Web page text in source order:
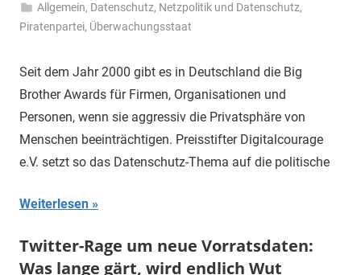
Allgemein, Datenschutz, Netzpolitik und Datenschutz,
Piratenpartei, Überwachungsstaat
Seit dem Jahr 2000 gibt es in Deutschland die Big
Brother Awards für Firmen, Organisationen und
Personen, wenn sie aggressiv die Privatsphäre von
Menschen beeinträchtigen. Preisstifter Digitalcourage
e.V. setzt so das Datenschutz-Thema auf die politische
Weiterlesen
Twitter-Rage um neue Vorratsdaten:
Was lange gärt, wird endlich Wut